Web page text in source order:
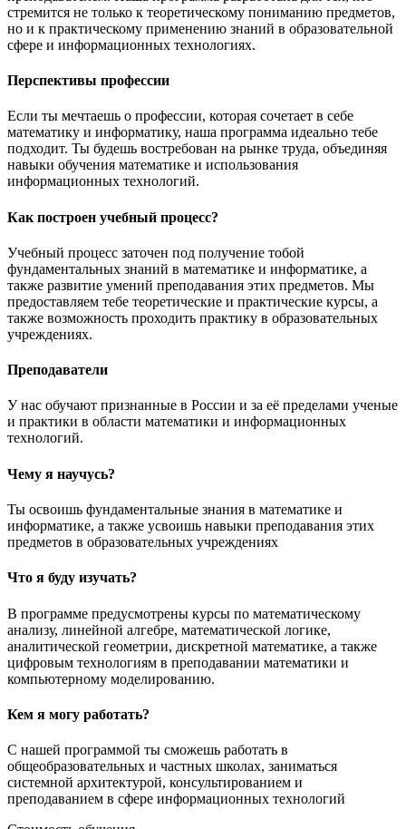
стремится не только к теоретическому пониманию предметов,
но и к практическому применению знаний в образовательной
сфере и информационных технологиях.
Перспективы профессии
Если ты мечтаешь о профессии, которая сочетает в себе
математику и информатику, наша программа идеально тебе
подходит. Ты будешь востребован на рынке труда, объединяя
навыки обучения математике и использования
информационных технологий.
Как построен учебный процесс?
Учебный процесс заточен под получение тобой
фундаментальных знаний в математике и информатике, а
также развитие умений преподавания этих предметов. Мы
предоставляем тебе теоретические и практические курсы, а
также возможность проходить практику в образовательных
учреждениях.
Преподаватели
У нас обучают признанные в России и за её пределами ученые
и практики в области математики и информационных
технологий.
Чему я научусь?
Ты освоишь фундаментальные знания в математике и
информатике, а также усвоишь навыки преподавания этих
предметов в образовательных учреждениях
Что я буду изучать?
В программе предусмотрены курсы по математическому
анализу, линейной алгебре, математической логике,
аналитической геометрии, дискретной математике, а также
цифровым технологиям в преподавании математики и
компьютерному моделированию.
Кем я могу работать?
С нашей программой ты сможешь работать в
общеобразовательных и частных школах, заниматься
системной архитектурой, консультированием и
преподаванием в сфере информационных технологий